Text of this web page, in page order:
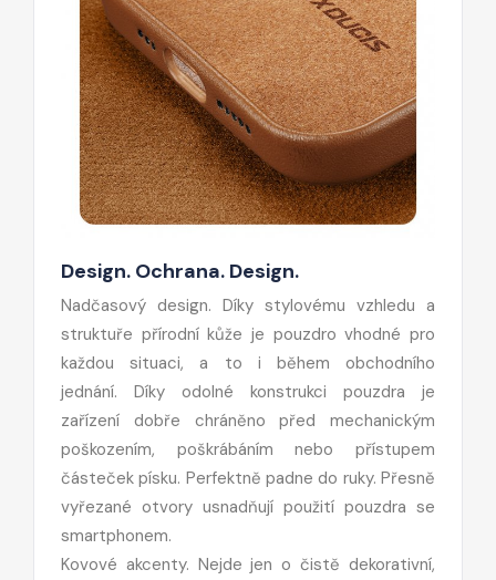
Design. Ochrana. Design.
Nadčasový design. Díky stylovému vzhledu a
struktuře přírodní kůže je pouzdro vhodné pro
každou situaci, a to i během obchodního
jednání. Díky odolné konstrukci pouzdra je
zařízení dobře chráněno před mechanickým
poškozením, poškrábáním nebo přístupem
částeček písku. Perfektně padne do ruky. Přesně
vyřezané otvory usnadňují použití pouzdra se
smartphonem.
Kovové akcenty. Nejde jen o čistě dekorativní,